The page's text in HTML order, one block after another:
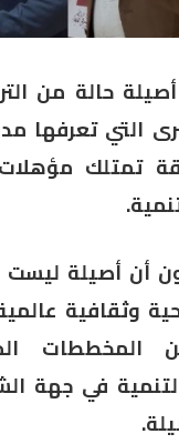
حالة من
التي تعرفها
تمتلك
أن أصيلة
وثقافية
المخططات
في جهة